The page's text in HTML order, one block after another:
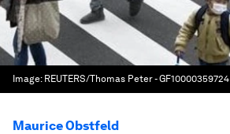
Image: REUTERS/Thomas Peter - GF10000359724
Maurice Obstfeld